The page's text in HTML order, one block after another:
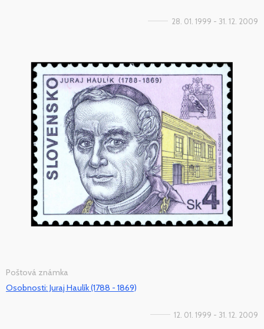
28. 01. 1999 - 31. 12. 2009
Poštová známka
Osobnosti: Juraj Haulík (1788 - 1869)
12. 01. 1999 - 31. 12. 2009